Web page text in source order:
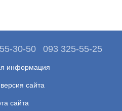
30-50 093 325-55-25
информация
сайта
сайта